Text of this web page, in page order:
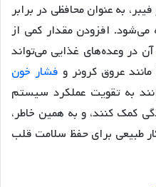
به عنوان محافظی در برابر
می‌شود. افزودن مقدار کمی از
در وعده‌های غذایی می‌تواند
عروق کرونر و فشار خون
به تقویت عملکرد سیستم
کمک کنند، و به همین خاطر،
طبیعی برای حفظ سلامت قلب